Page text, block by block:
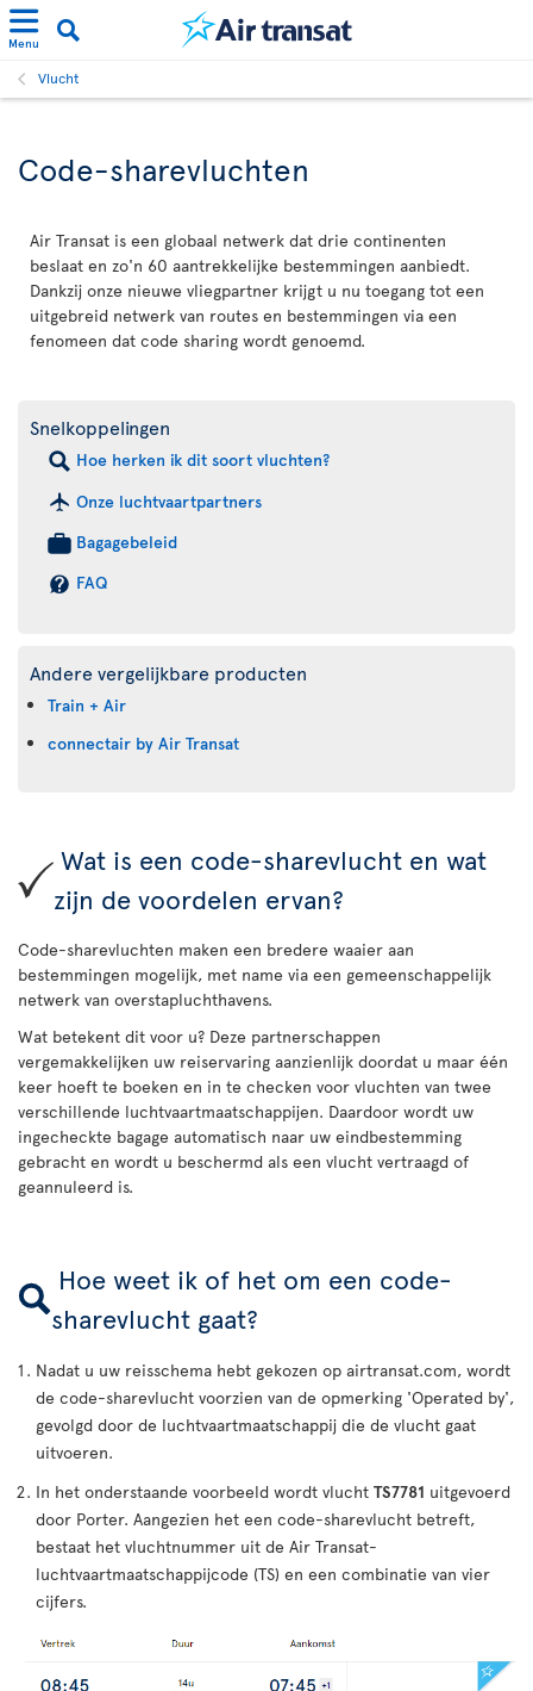
Menu
Vlucht
Code-sharevluchten
Air Transat is een globaal netwerk dat drie continenten
beslaat en zo'n 60 aantrekkelijke bestemmingen aanbiedt.
Dankzij onze nieuwe vliegpartner krijgt u nu toegang tot een
uitgebreid netwerk van routes en bestemmingen via een
fenomeen dat code sharing wordt genoemd.
Snelkoppelingen
Hoe herken ik dit soort vluchten?
Onze luchtvaartpartners
Bagagebeleid
FAQ
Andere vergelijkbare producten
Train + Air
connectair by Air Transat
Wat is een code-sharevlucht en wat
zijn de voordelen ervan?
Code-sharevluchten maken een bredere waaier aan
bestemmingen mogelijk, met name via een gemeenschappelijk
netwerk van overstapluchthavens.
Wat betekent dit voor u? Deze partnerschappen
vergemakkelijken uw reiservaring aanzienlijk doordat u maar één
keer hoeft te boeken en in te checken voor vluchten van twee
verschillende luchtvaartmaatschappijen. Daardoor wordt uw
ingecheckte bagage automatisch naar uw eindbestemming
gebracht en wordt u beschermd als een vlucht vertraagd of
geannuleerd is.
Hoe weet ik of het om een code-
sharevlucht gaat?
Nadat u uw reisschema hebt gekozen op airtransat.com, wordt
de code-sharevlucht voorzien van de opmerking 'Operated by',
gevolgd door de luchtvaartmaatschappij die de vlucht gaat
uitvoeren.
In het onderstaande voorbeeld wordt vlucht TS7781 uitgevoerd
door Porter. Aangezien het een code-sharevlucht betreft,
bestaat het vluchtnummer uit de Air Transat-
luchtvaartmaatschappijcode (TS) en een combinatie van vier
cijfers.